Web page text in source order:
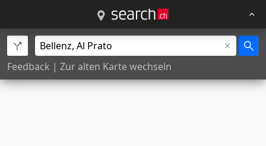
Feedback | Zur alten Karte wechseln